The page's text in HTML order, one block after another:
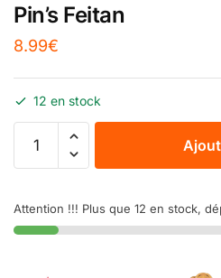
Pin’s Feitan
8.99€
12 en stock
Attention !!! Plus que 12 en stock,